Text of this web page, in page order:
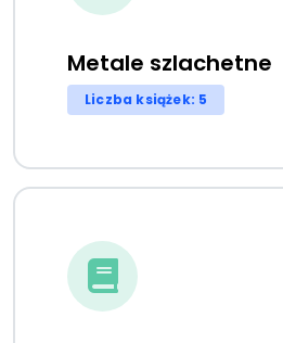
Metale szlachetne
Liczba książek: 5